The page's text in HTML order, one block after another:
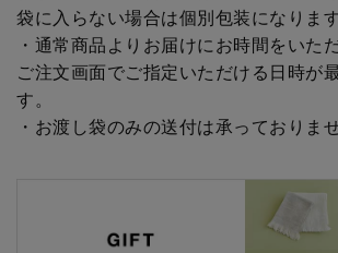
袋に入らない場合は個別包装になります
・通常商品よりお届けにお時間をいた
ご注文画面でご指定いただける日時が
す。
・お渡し袋のみの送付は承っておりませ